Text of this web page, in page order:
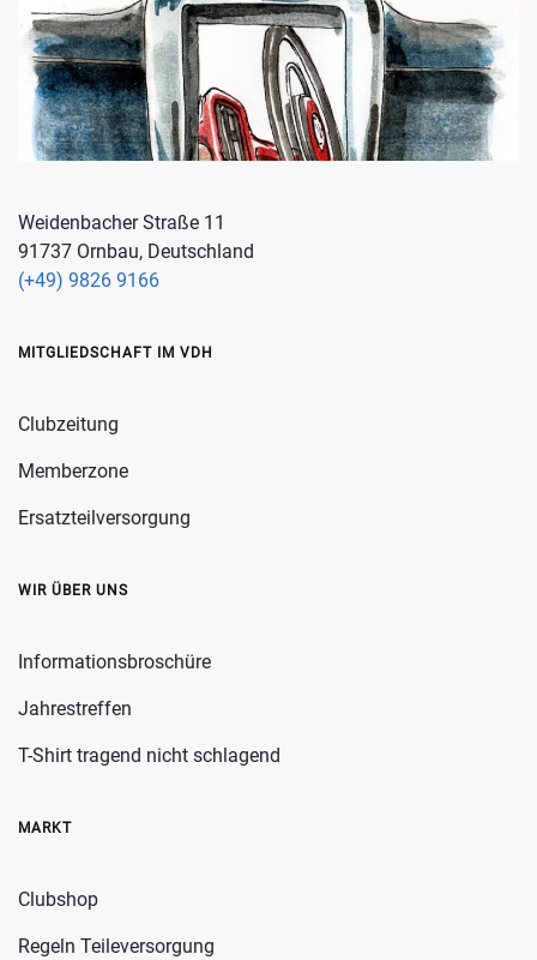
Weidenbacher Straße 11
91737 Ornbau, Deutschland
(+49) 9826 9166
MITGLIEDSCHAFT IM VDH
Clubzeitung
Memberzone
Ersatzteilversorgung
WIR ÜBER UNS
Informationsbroschüre
Jahrestreffen
T-Shirt tragend nicht schlagend
MARKT
Clubshop
Regeln Teileversorgung